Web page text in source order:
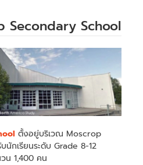
Secondary School
ตั้งอยู่บริเวณ Moscrop
นักเรียนระดับ Grade 8-12
น 1,400 คน